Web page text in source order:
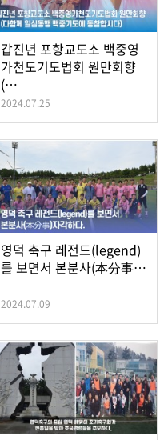
갑진년 포항교도소 백중영
가천도기도법회 원만회향
(…
2024.07.25
영덕 축구 레전드(legend)
를 보면서 본분사(本分事…
2024.07.09